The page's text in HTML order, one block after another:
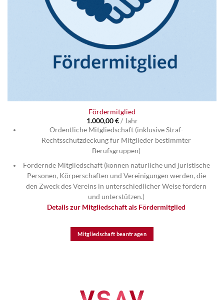
Fördermitglied
1.000,00€ / Jahr
Ordentliche Mitgliedschaft (inklusive Straf-
Rechtsschutzdeckung für Mitglieder bestimmter
Berufsgruppen)
Fördernde Mitgliedschaft (können natürliche und juristische
Personen, Körperschaften und Vereinigungen werden, die
den Zweck des Vereins in unterschiedlicher Weise fördern
und unterstützen.)
Details zur Mitgliedschaft als Fördermitglied
Mitgliedschaft beantragen